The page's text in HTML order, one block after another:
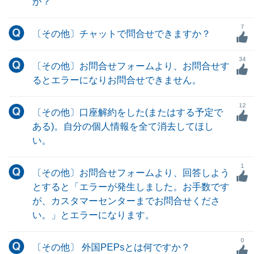
〔その他〕チャットで問合せできますか？
7
〔その他〕お問合せフォームより、お問合せす
るとエラーになりお問合せできません。
34
〔その他〕口座解約をした(またはする予定で
ある)。自分の個人情報を全て消去してほし
い。
12
〔その他〕お問合せフォームより、回答しよう
とすると「エラーが発生しました。お手数です
が、カスタマーセンターまでお問合せくださ
い。」とエラーになります。
1
〔その他〕 外国PEPsとは何ですか？
0